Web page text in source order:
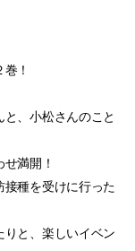
！
、小松さんのこと
満開！
接種を受けに行った
と、楽しいイベン